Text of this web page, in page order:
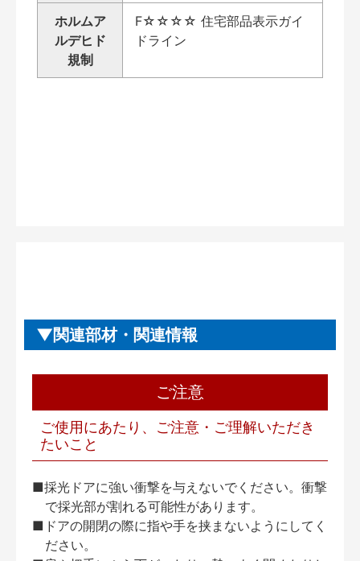
ホルムア
ルデヒド
規制
F☆☆☆☆ 住宅部品表示ガイ
ドライン
関連部材・関連情報
ご注意
ご使用にあたり、ご注意・ご理解いただき
たいこと
■採光ドアに強い衝撃を与えないでください。衝撃
で採光部が割れる可能性があります。
■ドアの開閉の際に指や手を挟まないようにしてく
ださい。